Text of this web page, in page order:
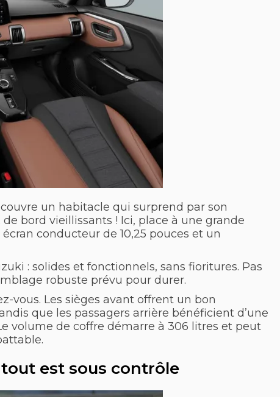
un habitacle qui surprend par son
bord vieillissants ! Ici, place à une grande
conducteur de 10,25 pouces et un
: solides et fonctionnels, sans fioritures. Pas
robuste prévu pour durer.
vous. Les sièges avant offrent un bon
que les passagers arrière bénéficient d’une
volume de coffre démarre à 306 litres et peut
est sous contrôle